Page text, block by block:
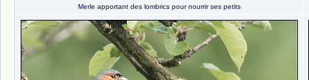
Merle apportant des lombrics pour nourrir ses petits